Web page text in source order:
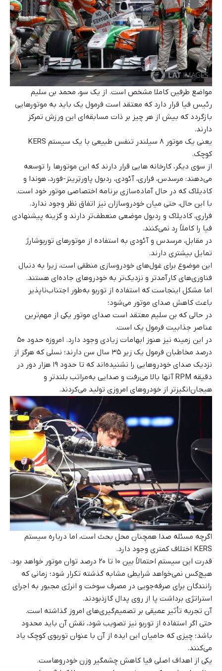
مواضع طرفین کاملا مشخص است. از یک سو، محمد بن سلیم
رئیس فیا قرار دارد که معتقد است فرمول یک باید به موتورهایی
بازگردد که بیش از هر چیز بر ذات مسابقه‌ای این ورزش تمرکز
دارند.
یعنی یک موتور ۸ سیلندر تنفس طبیعی با یک سیستم KERS
کوچک.
از سوی دیگر، کارخانه ‌هایی قرار دارند که این موتورها را توسعه
می‌دهند: مرسدس، فراری، آئودی، ردبول پاورتِرینز-فورد، هوندا و
کادیلاک که در حال آماده‌سازی برنامه اختصاصی موتور خود است.
با این حال، حتی میان خودروسازان نیز اتفاق نظر وجود ندارد.
فراری، کادیلاک و ردبول موضعی منعطف‌تر دارند و گزینه پیشنهادی
فیا را کاملاً رد نمی‌کنند.
در مقابل، مرسدس و آئودی به استفاده از موتورهای توربوشارژ
تمایل بیشتری دارند.
این موضوع برای غول‌های خودروسازی منطقی است، زیرا به دنبال
فناوری‌های کارآمدتر و نزدیک‌تر به خودروهای جاده‌ای هستند.
اما مشکل اینجاست که استفاده از توربو به‌طور اجتناب‌ناپذیر
باعث کاهش صدای موتور می‌شود؛
در حالی که بن سلیم معتقد است صدای موتور یکی از مهم‌ترین
عناصر جذابیت فرمول یک است.
در این زمینه نیز هنوز ابهامات زیادی وجود دارد. امروزه حدود ۵۰
درصد مخاطبان فرمول یک زیر ۳۵ سال سن دارند؛ نسلی که هرگز از
نزدیک صدای خودروهایی را نشنیده‌اند که تا حدود ۱۹ هزار دور در
دقیقه RPM آنها بالا می‌رفت و صدایی به‌مراتب بلندتر و
هیجان‌انگیزتر از خودروهای امروزی تولید می‌کردند.
اگرچه مسئله صدا همچنان محل بحث است، اما درباره سیستم
KERS اختلاف کمتری وجود دارد.
قدرت این سیستم احتمالاً بین ۱۰ تا ۲۰ درصد توان موتور خواهد بود.
هیچ‌کس نمی‌خواهد شرایطی مشابه گذشته تکرار شود؛ زمانی که
رانندگان برای صرفه‌جویی در مصرف سوخت و انرژی مجبور به اجرای
استراتژی برداشت پا از روی پدال گازذبودند.
آن تجربه تأثیر عمیقی بر تصمیم‌گیری‌های امروز گذاشته است.
حتی اگر استفاده از توربو نیز تصویب شود، نقش آن باید محدود
باشد؛ چیزی که حامیان این ایده از آن با عنوان توربوی کوچک یاد
می‌کنند.
یکی از اهداف اصلی فیا کاهش چشمگیر وزن خودروهاست.